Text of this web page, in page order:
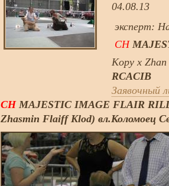
04.08.13
эксперт:
CH
Kopy х
RCACIB
Заявочный
CHMAJESTIC IMAGE FLAIR
Zhasmin Flaiff Klod) вл.Коломоец